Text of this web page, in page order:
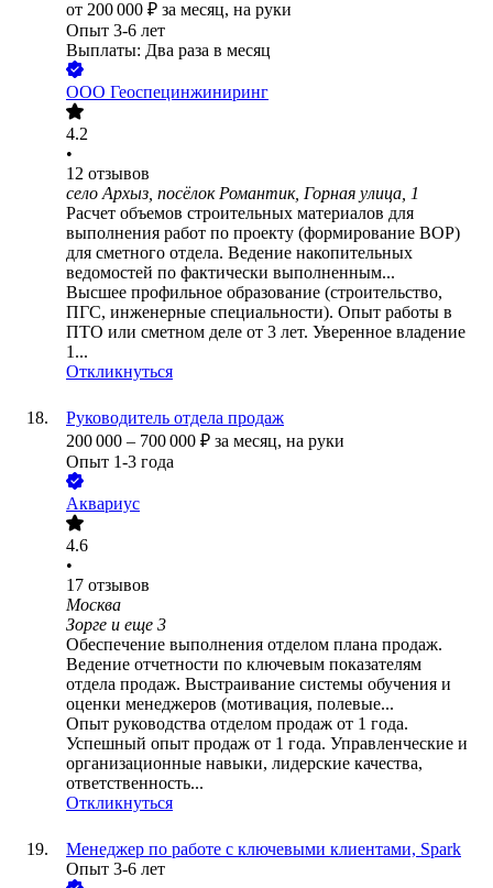
от 200 000 ₽ за месяц, на руки
Опыт 3-6 лет
Выплаты: Два раза в месяц
ООО Геоспецинжиниринг
4.2
•
12 отзывов
село Архыз, посёлок Романтик, Горная улица, 1
Расчет объемов строительных материалов для
выполнения работ по проекту (формирование ВОР)
для сметного отдела. Ведение накопительных
ведомостей по фактически выполненным...
Высшее профильное образование (строительство,
ПГС, инженерные специальности). Опыт работы в
ПТО или сметном деле от 3 лет. Уверенное владение
1...
Откликнуться
Руководитель отдела продаж
200 000 – 700 000 ₽ за месяц, на руки
Опыт 1-3 года
Аквариус
4.6
•
17 отзывов
Москва
Зорге и еще 3
Обеспечение выполнения отделом плана продаж.
Ведение отчетности по ключевым показателям
отдела продаж. Выстраивание системы обучения и
оценки менеджеров (мотивация, полевые...
Опыт руководства отделом продаж от 1 года.
Успешный опыт продаж от 1 года. Управленческие и
организационные навыки, лидерские качества,
ответственность...
Откликнуться
Менеджер по работе с ключевыми клиентами, Spark
Опыт 3-6 лет